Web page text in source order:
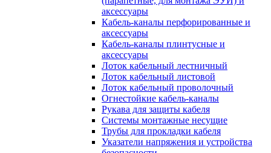
аксессуары
Кабель-каналы перфорированные и
аксессуары
Кабель-каналы плинтусные и
аксессуары
Лоток кабельный лестничный
Лоток кабельный листовой
Лоток кабельный проволочный
Огнестойкие кабель-каналы
Рукава для защиты кабеля
Системы монтажные несущие
Трубы для прокладки кабеля
Указатели напряжения и устройства